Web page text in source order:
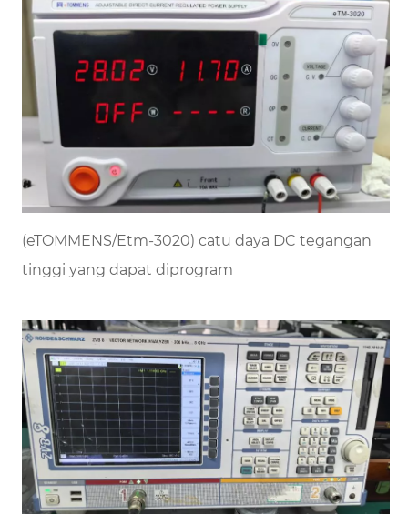
(eTOMMENS/Etm-3020) catu daya DC tegangan
tinggi yang dapat diprogram